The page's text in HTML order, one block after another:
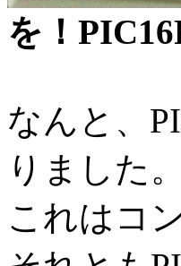
を！
なんと、
りました。
これはコ